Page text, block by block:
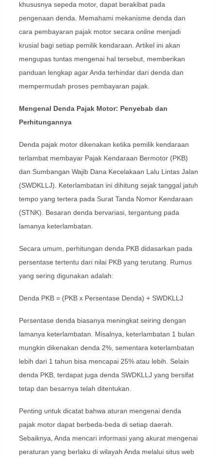
khususnya sepeda motor, dapat berakibat pada
pengenaan denda. Memahami mekanisme denda dan
cara pembayaran pajak motor secara onlinemenjadi
krusial bagi setiap pemilik kendaraan. Artikel ini akan
mengupas tuntas mengenai hal tersebut, memberikan
panduan lengkap agar Anda terhindar dari denda dan
mempermudah proses pembayaran pajak.
Mengenal Denda Pajak Motor: Penyebab dan
Perhitungannya
Denda pajak motor dikenakan ketika pemilik kendaraan
terlambat membayar Pajak Kendaraan Bermotor (PKB)
dan Sumbangan Wajib Dana Kecelakaan Lalu Lintas Jalan
(SWDKLLJ). Keterlambatan ini dihitung sejak tanggal jatuh
tempo yang tertera pada Surat Tanda Nomor Kendaraan
(STNK). Besaran denda bervariasi, tergantung pada
lamanya keterlambatan.
Secara umum, perhitungan denda PKB didasarkan pada
persentase tertentu dari nilai PKB yang terutang. Rumus
yang sering digunakan adalah:
Denda PKB = (PKB x Persentase Denda) + SWDKLLJ
Persentase denda biasanya meningkat seiring dengan
lamanya keterlambatan. Misalnya, keterlambatan 1 bulan
mungkin dikenakan denda 2%, sementara keterlambatan
lebih dari 1 tahun bisa mencapai 25% atau lebih. Selain
denda PKB, terdapat juga denda SWDKLLJ yang bersifat
tetap dan besarnya telah ditentukan.
Penting untuk dicatat bahwa aturan mengenai denda
pajak motor dapat berbeda-beda di setiap daerah.
Sebaiknya, Anda mencari informasi yang akurat mengenai
peraturan yang berlaku di wilayah Anda melalui situs web